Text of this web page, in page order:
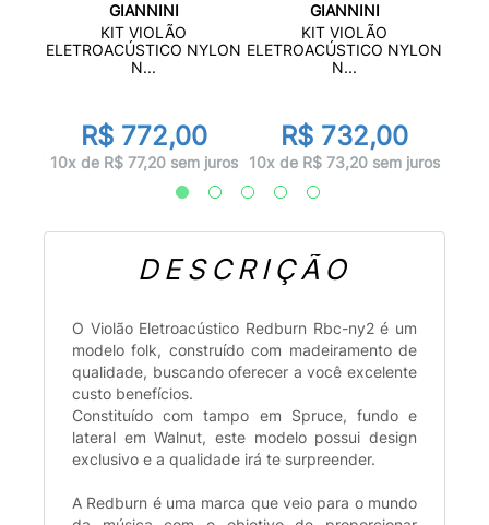
GIANNINI
KIT VIOLÃO
ELETROACÚSTICO NYLON
N...
R$ 772,00
10x de R$ 77,20 sem juros
GIANNINI
KIT VIOLÃO
ELETROACÚSTICO NYLON
N...
R$ 732,00
10x de R$ 73,20 sem juros
DESCRIÇÃO
O Violão Eletroacústico Redburn Rbc-ny2 é um
modelo folk, construído com madeiramento de
qualidade, buscando oferecer a você excelente
custo benefícios.
Constituído com tampo em Spruce, fundo e
lateral em Walnut, este modelo possui design
exclusivo e a qualidade irá te surpreender.
A Redburn é uma marca que veio para o mundo